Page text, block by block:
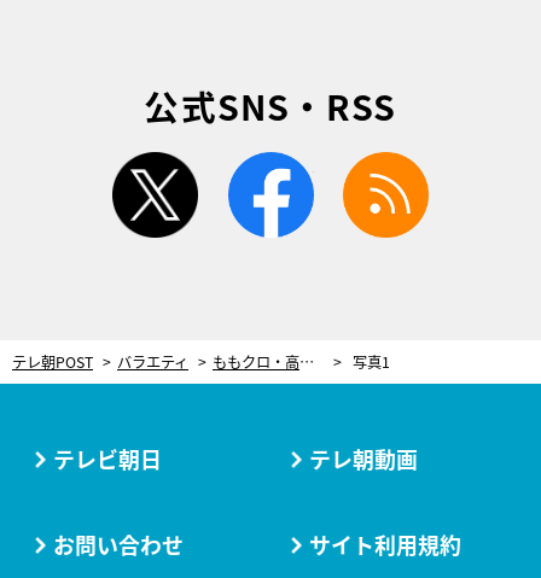
公式SNS・RSS
twitter facebook
テレ朝POST バラエティ ももクロ・高城れに「馬面でよかった」両親に感謝 写真1
テレビ朝日 テレ朝動画
お問い合わせ サイト利用規約